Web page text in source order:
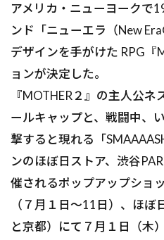
アメリカ・ニューヨークで
ンド「ニューエラ（New
デザインを手がけた RPG『
ョンが決定した。
『MOTHER２』の主人公
ールキャップと、戦闘中、
撃すると現れる「
ンのほぼ日ストア、渋谷
催されるポップアップショ
（７月１日〜11日）、ほ
と京都）にて７月１日（木